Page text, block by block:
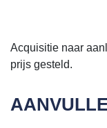
Acquisitie naar
prijs gesteld.